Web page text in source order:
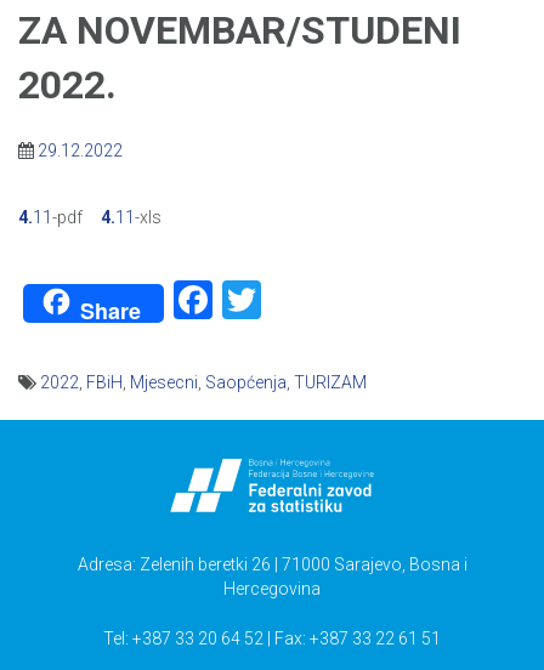
ZA NOVEMBAR/STUDENI
2022.
29.12.2022
4.11 -pdf 4.11 -xls
Share Facebook
2022 FBiH Mjesecni Saopćenja TURIZAM
Adresa: Zelenih beretki 26 | 71000 Sarajevo, Bosna i
Hercegovina
Tel: +387 33 20 64 52 | Fax: +387 33 22 61 51